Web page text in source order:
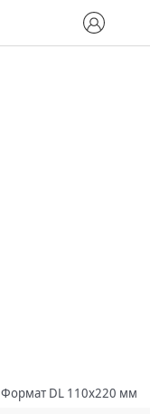
Формат DL 110х220 мм